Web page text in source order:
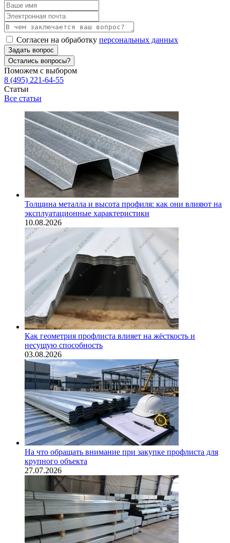
Согласен на обработку персональных данных
Задать вопрос
Остались вопросы?
Поможем с выбором
8 (495) 221-64-55
Статьи
Все статьи
Толщина металла и высота профиля: как они влияют на
эксплуатационные характеристики
10.08.2026
Как геометрия профлиста влияет на жёсткость и
несущую способность
03.08.2026
На что обращать внимание при закупке профлиста для
крупного объекта
27.07.2026